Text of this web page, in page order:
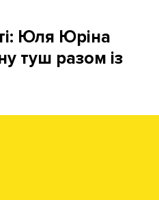
Юля Юріна
туш разом із